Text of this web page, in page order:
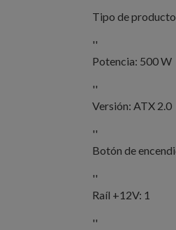
Tipo de
''
Potencia: 500 W
''
Versión: ATX 2.0
''
Botón de
''
Raíl +12V: 1
''